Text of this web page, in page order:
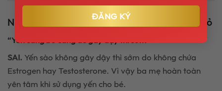
Những hiểu lầm phổ biến về yến sào với trẻ nhỏ
“Yến càng bổ càng dễ gây dậy thì sớm”
SAI. Yến sào không gây dậy thì sớm do không chứa
Estrogen hay Testosterone. Vì vậy ba mẹ hoàn toàn
yên tâm khi sử dụng yến cho bé.